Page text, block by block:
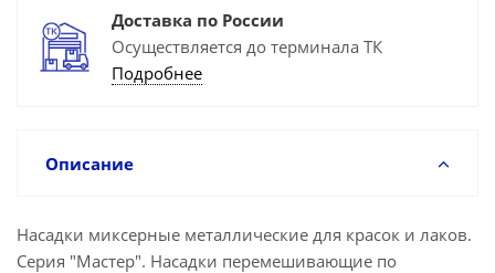
Доставка по России
Осуществляется до терминала ТК
Подробнее
Описание
Насадки миксерные металлические для красок и лаков.
Серия "Мастер". Насадки перемешивающие по